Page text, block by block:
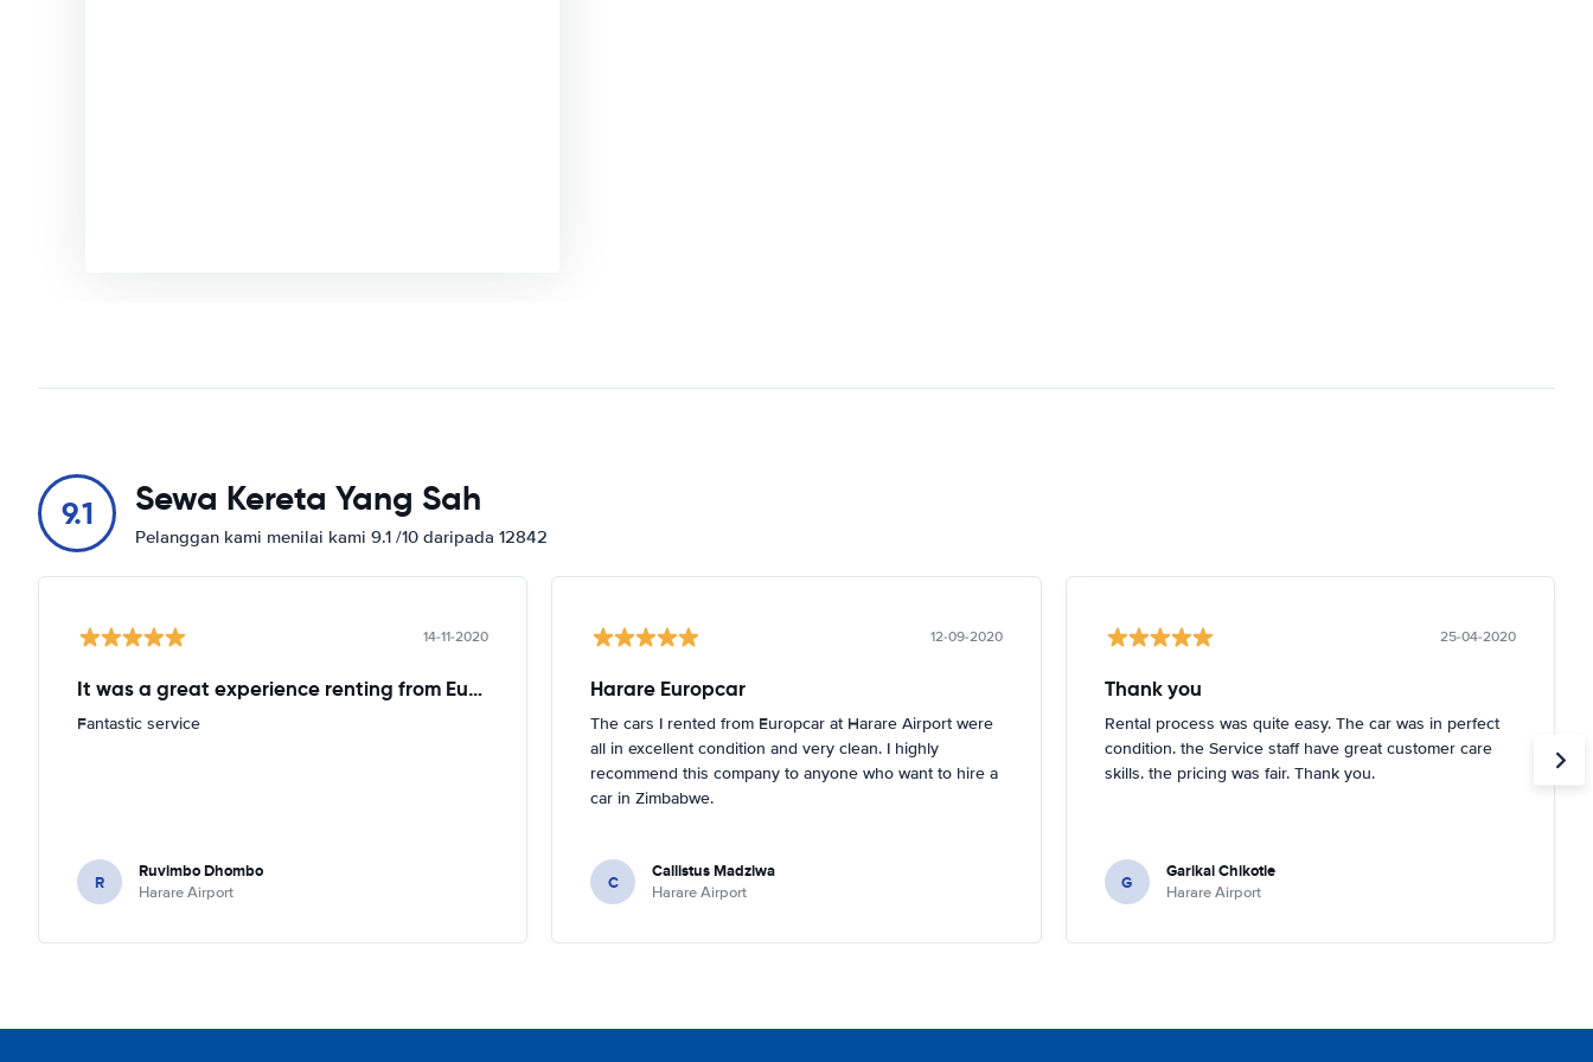
9.1 Sewa Kereta Yang Sah
Pelanggan kami menilai kami 9.1 /10 daripada 12842
14-11-2020
It was a great experience renting from Europcar
Fantastic service
R Ruvimbo Dhombo
Harare Airport
12-09-2020
Harare Europcar
The cars I rented from Europcar at Harare Airport were
all in excellent condition and very clean. I highly
recommend this company to anyone who want to hire a
car in Zimbabwe.
C Callistus Madziwa
Harare Airport
25-04-2020
Thank you
Rental process was quite easy. The car was in perfect
condition. the Service staff have great customer care
skills. the pricing was fair. Thank you.
G Garikai Chikotie
Harare Airport